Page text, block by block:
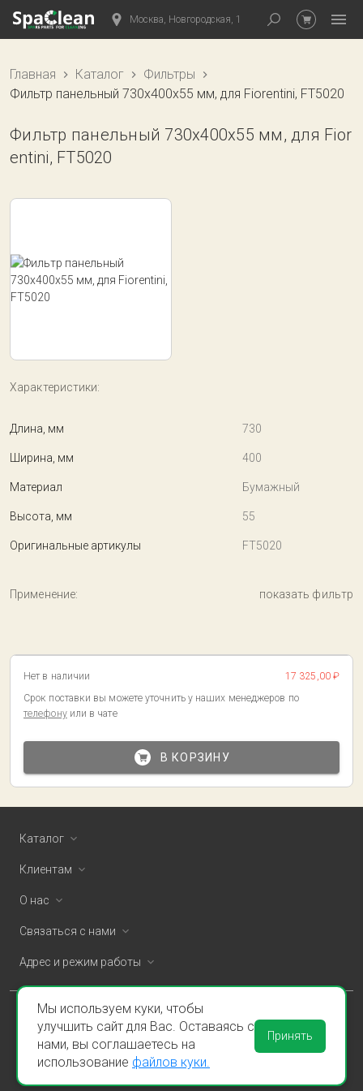
Москва, Новгородская, 1
Главная Каталог
Фильтры
Фильтр панельный 730x400x55 мм, для Fiorentini, FT5020
Фильтр панельный 730x400x55 мм, для Fior
entini, FT5020
Характеристики:
Длина, мм 730
Ширина, мм 400
Материал Бумажный
Высота, мм 55
Оригинальные артикулы FT5020
Применение: показать фильтр
Нет в наличии
17 325,00 ₽
Срок поставки вы можете уточнить у наших менеджеров по
телефону или в чате
В КОРЗИНУ
Каталог
Клиентам
О нас
Связаться с нами
Адрес и режим работы
ООО «Спаклин» © 2026
Политика конфиденциальности и оферта
Пользовательское соглашение
Мы используем куки, чтобы
улучшить сайт для Вас. Оставаясь с
нами, вы соглашаетесь на
использование файлов куки.
Принять